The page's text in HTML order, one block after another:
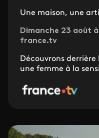
Une maison, une
Dimanche 23 août
france.tv
Découvrons
une femme à la